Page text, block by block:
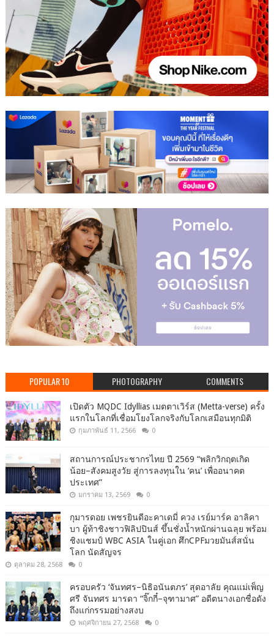
POPULAR 10 PHOTOGRAPHY COMMENTS
เปิดตัว MQDC Idyllias เมตตาเวิร์ส (Metta-verse) ครั้ง
แรกในโลกที่เชื่อมโยงโลกจริงกับโลกเสมือนทุกมิติ
กุมภาพันธ์ 11, 2566 0
สถานการณ์ประชากรไทย ปี 2569 “พลิกวิกฤตเกิด
น้อย–สังคมสูงวัย สู่การลงทุนใน ‘คน’ เพื่ออนาคต
ประเทศ”
มกราคม 13, 2569 0
กุมารดอย เพชรยินดีอะคาเดมี่ ควง เรย์มาร์ค อาลิคา
บา ผู้ท้าชิงชาวฟิลิปปินส์ ขึ้นชั่งน้ำหนักผ่านฉลุย พร้อม
ชิงแชมป์ WBC ASIA ในคู่เอก ศึกCPFมวยมันส์สนั่น
โลก นัดสัญจร
ตุลาคม 28, 2568 0
ครอบครัว ‘จันทศร–นิธิอนันตภร’ สุดอาลัย คุณแม่เพ็ญ
ศรี จันทศร มารดา “จิ๊กกี๋–จุฑามาศ” อดีตนางเอกชื่อดัง
ถึงแก่กรรมอย่างสงบ
พฤศจิกายน 27, 2568 0